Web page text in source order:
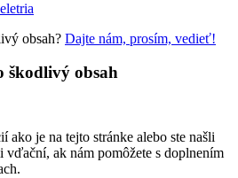
obsah? Dajte nám, prosím, vedieť!
škodlivý obsah
ako je na tejto stránke alebo ste našli
ak nám pomôžete s doplnením